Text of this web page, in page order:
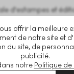
offrir la meilleure
de notre site et
du site, de
publicité.
notre Politique
d'estampes et